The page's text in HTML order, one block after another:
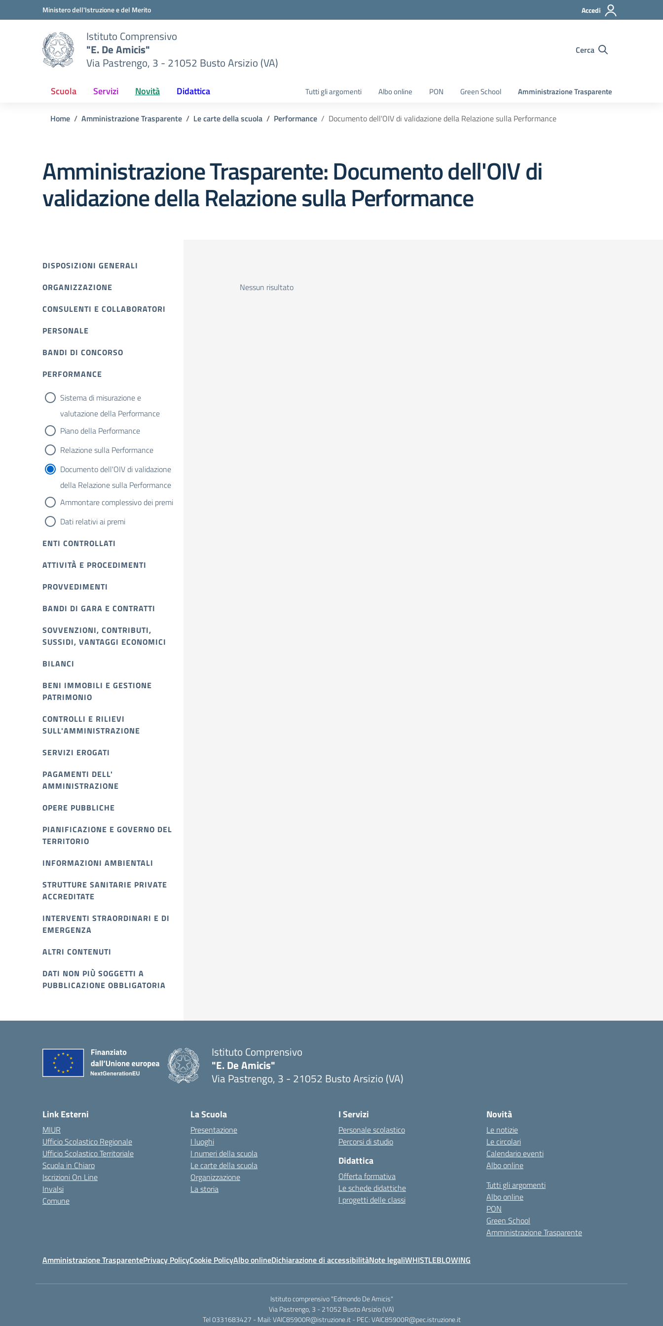
Vai ai contenuti
Vai al menu di navigazioneMinistero dell'Istruzione e del Merito Accedi
Istituto Comprensivo
"E. De Amicis"
Via Pastrengo, 3 - 21052 Busto Arsizio (VA)
Cerca
Scuola Servizi Novità Didattica Tutti gli argomenti Albo online PON Green School Amministrazione Trasparente
Home Amministrazione Trasparente Le carte della scuola Performance Documento dell'OIV di validazione della Relazione sulla Performance
Amministrazione Trasparente:Documento dell'OIV di
validazione della Relazione sulla Performance
DISPOSIZIONI GENERALI
ORGANIZZAZIONE
CONSULENTI E COLLABORATORI
PERSONALE
BANDI DI CONCORSO
PERFORMANCE
Sistema di misurazione e
valutazione della Performance
Piano della Performance
Relazione sulla Performance
Documento dell'OIV di validazione
della Relazione sulla Performance
Ammontare complessivo dei premi
Dati relativi ai premi
ENTI CONTROLLATI
ATTIVITÀ E PROCEDIMENTI
PROVVEDIMENTI
BANDI DI GARA E CONTRATTI
SOVVENZIONI, CONTRIBUTI,
SUSSIDI, VANTAGGI ECONOMICI
BILANCI
BENI IMMOBILI E GESTIONE
PATRIMONIO
CONTROLLI E RILIEVI
SULL'AMMINISTRAZIONE
SERVIZI EROGATI
PAGAMENTI DELL'
AMMINISTRAZIONE
OPERE PUBBLICHE
PIANIFICAZIONE E GOVERNO DEL
TERRITORIO
INFORMAZIONI AMBIENTALI
STRUTTURE SANITARIE PRIVATE
ACCREDITATE
INTERVENTI STRAORDINARI E DI
EMERGENZA
ALTRI CONTENUTI
DATI NON PIÙ SOGGETTI A
PUBBLICAZIONE OBBLIGATORIA
Nessun risultato
Istituto Comprensivo
"E. De Amicis"
Via Pastrengo, 3 - 21052 Busto Arsizio (VA)
Link Esterni
MIUR
Ufficio Scolastico Regionale
Ufficio Scolastico Territoriale
Scuola in Chiaro
Iscrizioni On Line
Invalsi
Comune
La Scuola
Presentazione
I luoghi
I numeri della scuola
Le carte della scuola
Organizzazione
La storia
I Servizi
Personale scolastico
Percorsi di studio
Didattica
Offerta formativa
Le schede didattiche
I progetti delle classi
Novità
Le notizie
Le circolari
Calendario eventi
Albo online
Tutti gli argomenti
Albo online
PON
Green School
Amministrazione Trasparente
Amministrazione TrasparentePrivacy PolicyCookie PolicyAlbo onlineDichiarazione di accessibilitàNote legaliWHISTLEBLOWING
Istituto comprensivo "Edmondo De Amicis"
Via Pastrengo, 3 - 21052 Busto Arsizio (VA)
Tel 0331683427 - Mail: VAIC85900R@istruzione.it - PEC: VAIC85900R@pec.istruzione.it